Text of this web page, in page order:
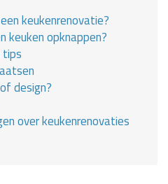
keukenrenovatie?
keuken opknappen?
tips
design?
over keukenrenovaties